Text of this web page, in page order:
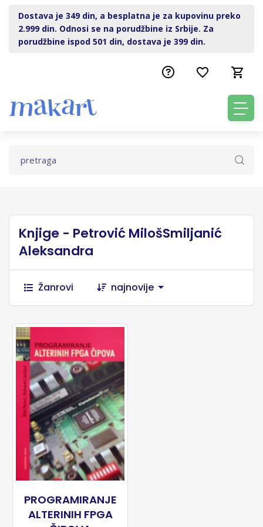
Dostava je 349 din, a besplatna je za kupovinu preko
2.999 din. Odnosi se na porudžbine iz Srbije. Za
porudžbine ispod 501 din, dostava je 399 din.
Knjige - Petrović MilošSmiljanić
Aleksandra
Žanrovi najnovije
PROGRAMIRANJE
ALTERINIH FPGA